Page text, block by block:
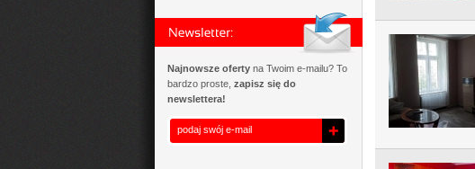
Najnowsze oferty na Twoim e-mailu? To
bardzo proste, zapisz się do
newslettera!